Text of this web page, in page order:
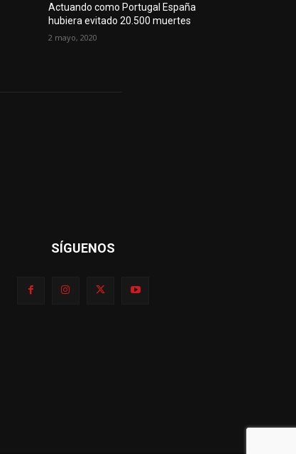
Actuando como Portugal España
hubiera evitado 20.500 muertes
2 mayo, 2020
SÍGUENOS